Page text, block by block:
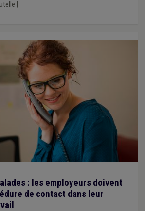
: les employeurs doivent
de contact dans leur